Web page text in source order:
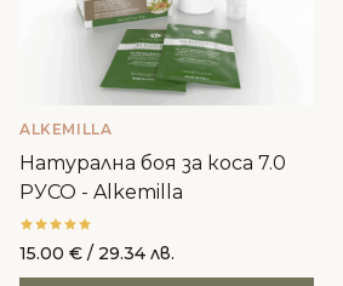
ALKEMILLA
Натурална боя за коса 7.0
РУСО - Alkemilla
15.00 € / 29.34 лв.